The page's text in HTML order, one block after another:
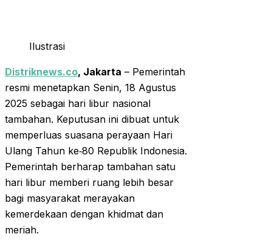
Ilustrasi
Distriknews.co, Jakarta – Pemerintah
resmi menetapkan Senin, 18 Agustus
2025 sebagai hari libur nasional
tambahan. Keputusan ini dibuat untuk
memperluas suasana perayaan Hari
Ulang Tahun ke‑80 Republik Indonesia.
Pemerintah berharap tambahan satu
hari libur memberi ruang lebih besar
bagi masyarakat merayakan
kemerdekaan dengan khidmat dan
meriah.